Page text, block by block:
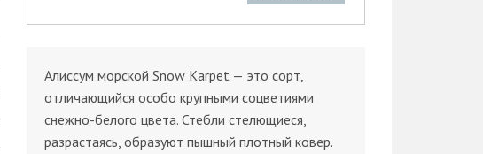
Алиссум морской Snow Karpet — это сорт,
отличающийся особо крупными соцветиями
снежно-белого цвета. Стебли стелющиеся,
разрастаясь, образуют пышный плотный ковер.